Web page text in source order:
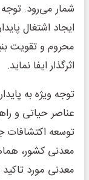
شمار می‌رود.
ایجاد اشتغال
محروم و تقویت
اثرگذار ایفا نماید.
توجه ویژه به
عناصر حیاتی و
توسعه اکتشافات
معدنی کشور،
معدنی مورد